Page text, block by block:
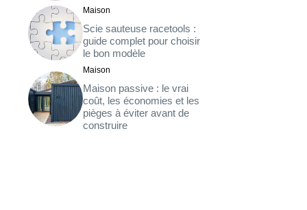
Maison
Scie sauteuse racetools :
guide complet pour choisir
le bon modèle
Maison
Maison passive : le vrai
coût, les économies et les
pièges à éviter avant de
construire